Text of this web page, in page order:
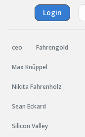
Login
ceo Fahrengold
Max Knüppel
Nikita Fahrenholz
Sean Eckard
Silicon Valley